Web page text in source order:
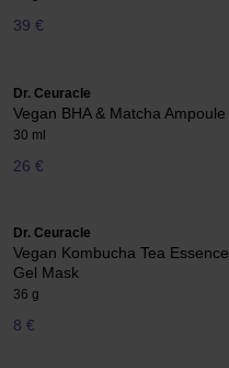
39 €
Dr. Ceuracle
Vegan BHA & Matcha Ampoule
30 ml
26 €
Dr. Ceuracle
Vegan Kombucha Tea Essence
Gel Mask
36 g
8 €